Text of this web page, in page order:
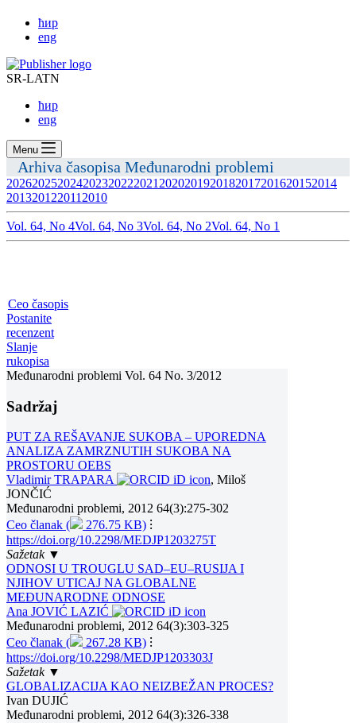
ћир
eng
SR-LATN
ћир
eng
Menu
Arhiva časopisa Međunarodni problemi
202620252024202320222021 2020201920182017201620152014
201320122011 2010
Vol. 64, No 4Vol. 64, No 3Vol. 64, No 2Vol. 64, No 1
Ceo časopis
Postanite
recenzent
Slanje
rukopisa
Međunarodni problemi Vol. 64 No. 3/2012
Sadržaj
PUT ZA REŠAVANJE SUKOBA – UPOREDNA
ANALIZA ZAMRZNUTIH SUKOBA NA
PROSTORU OEBS
Vladimir TRAPARA
, Miloš
JONČIĆ
Međunarodni problemi, 2012 64(3):275-302
Ceo članak (
276.75 KB) ⁝
https://doi.org/10.2298/MEDJP1203275T
Sažetak ▼
ODNOSI U TROUGLU SAD–EU–RUSIJA I
NJIHOV UTICAJ NA GLOBALNE
MEĐUNARODNE ODNOSE
Ana JOVIĆ LAZIĆ
Međunarodni problemi, 2012 64(3):303-325
Ceo članak (
267.28 KB) ⁝
https://doi.org/10.2298/MEDJP1203303J
Sažetak ▼
GLOBALIZACIJA KAO NEIZBEŽAN PROCES?
Ivаn DUЈIĆ
Međunarodni problemi, 2012 64(3):326-338